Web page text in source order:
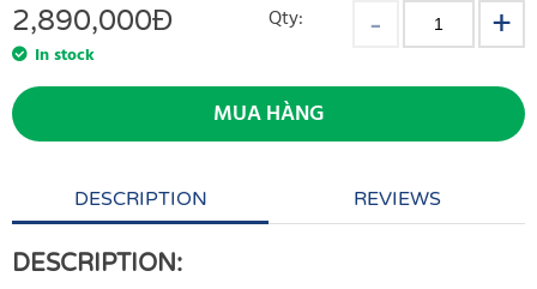
2,890,000Đ
In stock
Qty:
MUA HÀNG
DESCRIPTION REVIEWS
DESCRIPTION: